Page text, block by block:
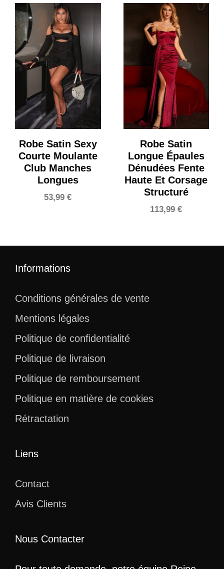
93,99 €.
était :
71,99 €.
est :
Robe Satin Sexy
Courte Moulante
Club Manches
Longues
53,99€
Robe Satin
Longue Épaules
Dénudées Fente
Haute Et Corsage
Structuré
113,99€
Informations
Conditions générales de vente
Mentions légales
Politique de confidentialité
Politique de livraison
Politique de remboursement
Politique en matière de cookies
Rétractation
Liens
Contact
Avis Clients
Nous Contacter